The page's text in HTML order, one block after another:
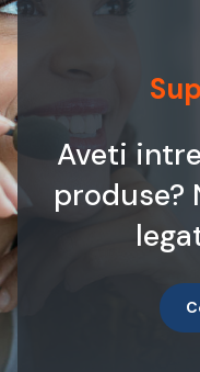
Aveti
produse?